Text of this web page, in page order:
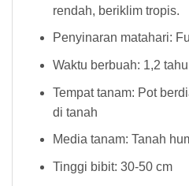
rendah, beriklim tropis.
Penyinaran matahari:
Waktu berbuah: 1,2
Tempat tanam: Pot
di tanah
Media tanam: Tanah
Tinggi bibit: 30-50 cm